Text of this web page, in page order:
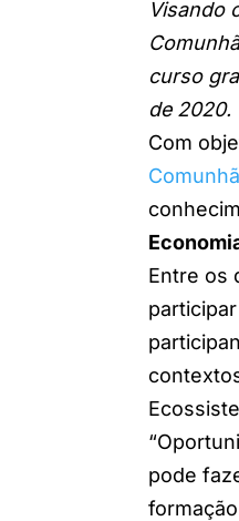
Visando
curso
de 2020.
Com
Entre os
“
pode